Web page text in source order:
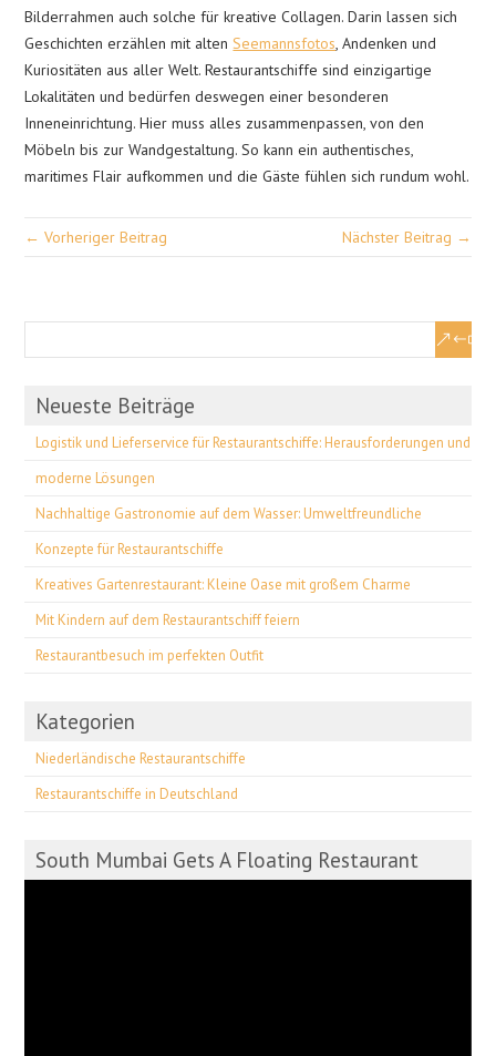
Bilderrahmen auch solche für kreative Collagen. Darin lassen sich
Geschichten erzählen mit altenSeemannsfotos, Andenken und
Kuriositäten aus aller Welt. Restaurantschiffe sind einzigartige
Lokalitäten und bedürfen deswegen einer besonderen
Inneneinrichtung. Hier muss alles zusammenpassen, von den
Möbeln bis zur Wandgestaltung. So kann ein authentisches,
maritimes Flair aufkommen und die Gäste fühlen sich rundum wohl.
← Vorheriger Beitrag Nächster Beitrag →
Neueste Beiträge
Logistik und Lieferservice für Restaurantschiffe: Herausforderungen und
moderne Lösungen
Nachhaltige Gastronomie auf dem Wasser: Umweltfreundliche
Konzepte für Restaurantschiffe
Kreatives Gartenrestaurant: Kleine Oase mit großem Charme
Mit Kindern auf dem Restaurantschiff feiern
Restaurantbesuch im perfekten Outfit
Kategorien
Niederländische Restaurantschiffe
Restaurantschiffe in Deutschland
South Mumbai Gets A Floating Restaurant